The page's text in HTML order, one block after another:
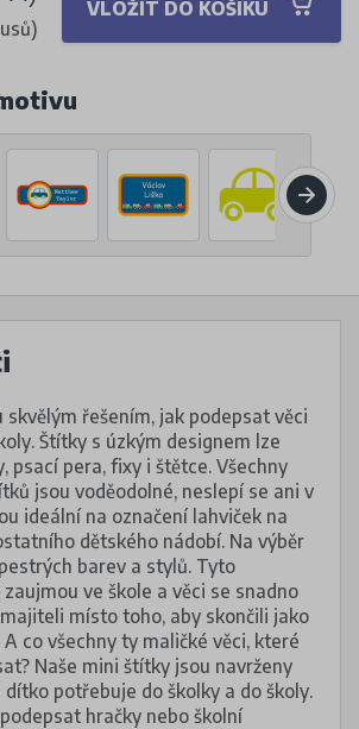
VLOŽIT DO KOŠÍKU
skvělým řešením, jak podepsat věci
Štítky s úzkým designem lze
psací pera, fixy i štětce. Všechny
jsou voděodolné, neslepí se ani v
ideální na označení lahviček na
dětského nádobí. Na výběr
barev a stylů. Tyto
ve škole a věci se snadno
místo toho, aby skončili jako
co všechny ty maličké věci, které
Naše mini štítky jsou navrženy
dítko potřebuje do školky a do školy.
hračky nebo školní